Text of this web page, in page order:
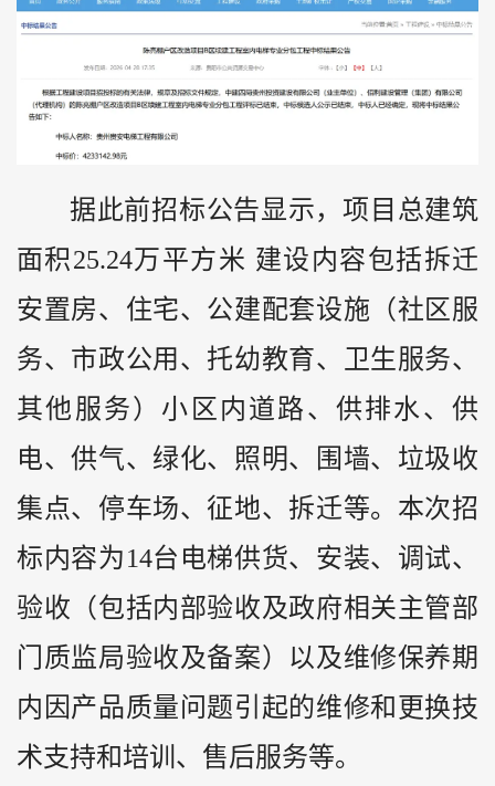
据此前招标公告显示，项目总建筑
面积25.24万平方米 建设内容包括拆迁
安置房、住宅、公建配套设施（社区服
务、市政公用、托幼教育、卫生服务、
其他服务）小区内道路、供排水、供
电、供气、绿化、照明、围墙、垃圾收
集点、停车场、征地、拆迁等。本次招
标内容为14台电梯供货、安装、调试、
验收（包括内部验收及政府相关主管部
门质监局验收及备案）以及维修保养期
内因产品质量问题引起的维修和更换技
术支持和培训、售后服务等。